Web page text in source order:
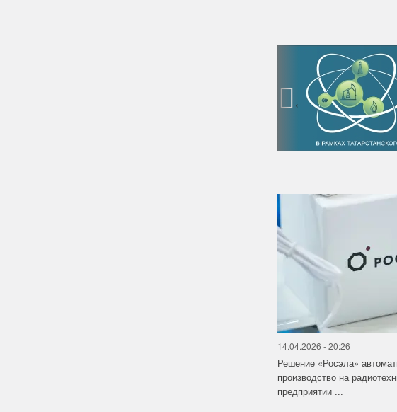
‹
14.04.2026 - 20:26
Решение «Росэла»
производство на
предприятии ...